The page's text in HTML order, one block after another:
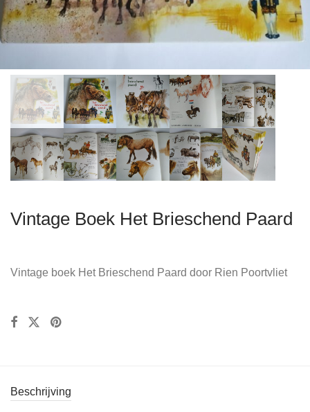
Vintage Boek Het Brieschend Paard
Vintage boek Het Brieschend Paard door Rien Poortvliet
Beschrijving